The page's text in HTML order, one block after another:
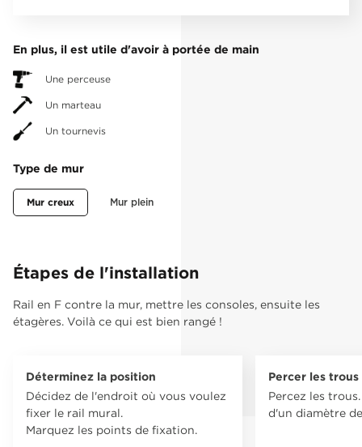
Étapes de l'installation
Rail en F contre la mur, mettre les consoles, ensuite les
étagères. Voilà ce qui est bien rangé !
Déterminez la position
Décidez de l'endroit où vous voulez
fixer le rail mural.
Marquez les points de fixation.
Percer les trous
Percez les
d'un diamètre
En plus, il est utile d'avoir à portée de main
Une perceuse
Un marteau
Un tournevis
Type de mur
Mur creux Mur plein